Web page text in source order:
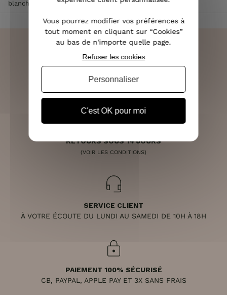
blanche
LIVRAISON RAPIDE
RETOURS SOUS 14 JOURS
(VOIR LES CONDITIONS)
SERVICE CLIENT
À VOTRE ÉCOUTE DU LUNDI AU SAMEDI DE 10H À 18H
PAIEMENT 100% SÉCURISÉ
CB, PAYPAL, APPLE PAY ET 3X SANS FRAIS
Vous pourrez modifier vos préférences à
tout moment en cliquant sur “Cookies”
au bas de n'importe quelle page.
C'est OK pour moi
Refuser les cookies
Personnaliser